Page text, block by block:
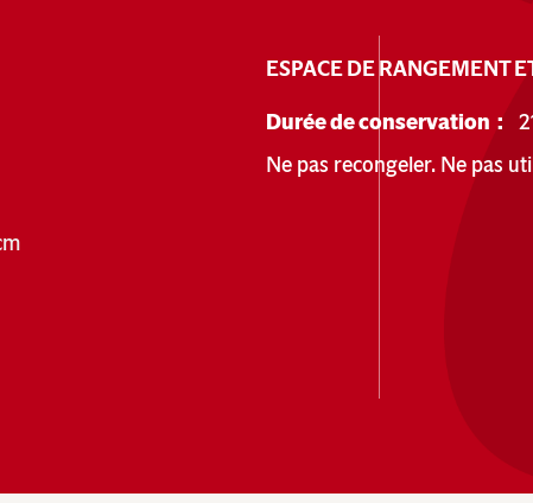
ESPACE DE RANGEMENT
Durée de conservation :
Ne pas recongeler. Ne pas